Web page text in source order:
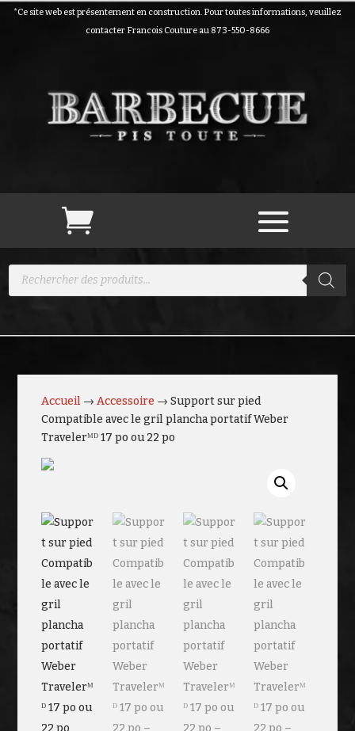
*Ce site web est présentement en construction. Pour toutes informations, veuillez
contacter Francois Couture au 873-550-8666
Recherche
Accueil →Accessoire → Support sur pied
Compatible avec le gril plancha portatif Weber
Travelerᴹᴰ 17 po ou 22 po